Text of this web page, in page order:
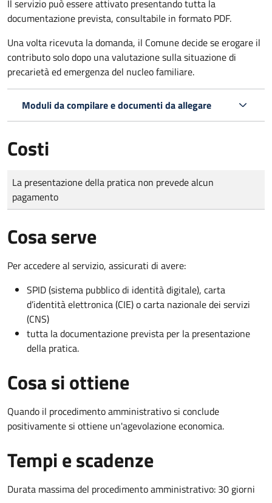
Il servizio può essere attivato presentando tutta la
documentazione prevista, consultabile in formato PDF.
Una volta ricevuta la domanda, il Comune decide se erogare il
contributo solo dopo una valutazione sulla situazione di
precarietà ed emergenza del nucleo familiare.
Moduli da compilare e documenti da allegare
Costi
Tipo di pagamento
Importo
La presentazione della pratica non prevede alcun
pagamento
Cosa serve
Per accedere al servizio, assicurati di avere:
SPID (sistema pubblico di identità digitale), carta
d’identità elettronica (CIE) o carta nazionale dei servizi
(CNS)
tutta la documentazione prevista per la presentazione
della pratica.
Cosa si ottiene
Quando il procedimento amministrativo si conclude
positivamente si ottiene un'agevolazione economica.
Tempi e scadenze
Durata massima del procedimento amministrativo: 30 giorni